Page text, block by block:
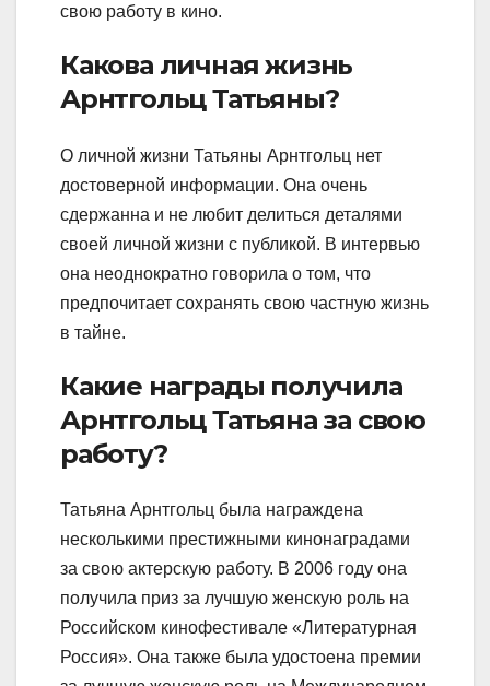
свою работу в кино.
Какова личная жизнь
Арнтгольц Татьяны?
О личной жизни Татьяны Арнтгольц нет
достоверной информации. Она очень
сдержанна и не любит делиться деталями
своей личной жизни с публикой. В интервью
она неоднократно говорила о том, что
предпочитает сохранять свою частную жизнь
в тайне.
Какие награды получила
Арнтгольц Татьяна за свою
работу?
Татьяна Арнтгольц была награждена
несколькими престижными кинонаградами
за свою актерскую работу. В 2006 году она
получила приз за лучшую женскую роль на
Российском кинофестивале «Литературная
Россия». Она также была удостоена премии